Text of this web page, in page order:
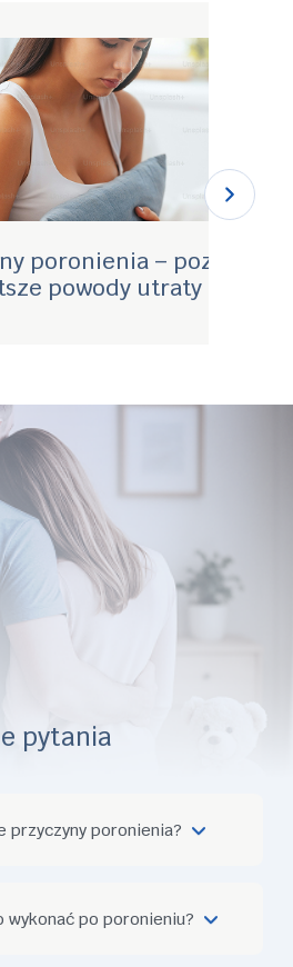
poronienia – poznaj
powody utraty ciąży
pytania
przyczyny poronienia?
wykonać po poronieniu?